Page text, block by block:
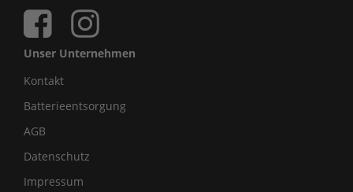
Unser Unternehmen
Kontakt
Batterieentsorgung
AGB
Datenschutz
Impressum